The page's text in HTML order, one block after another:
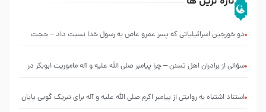
دو خورجین اسرائیلیاتی که پسر عمرو عاص به رسول خدا نسبت داد – حجت
سؤالی از برادران اهل تسنن – چرا پیامبر صلی الله علیه و آله ماموریت ابوبکر در
استناد اشتباه به روایتی از پیامبر اکرم صلی الله علیه و آله برای تبریک گویی پایان